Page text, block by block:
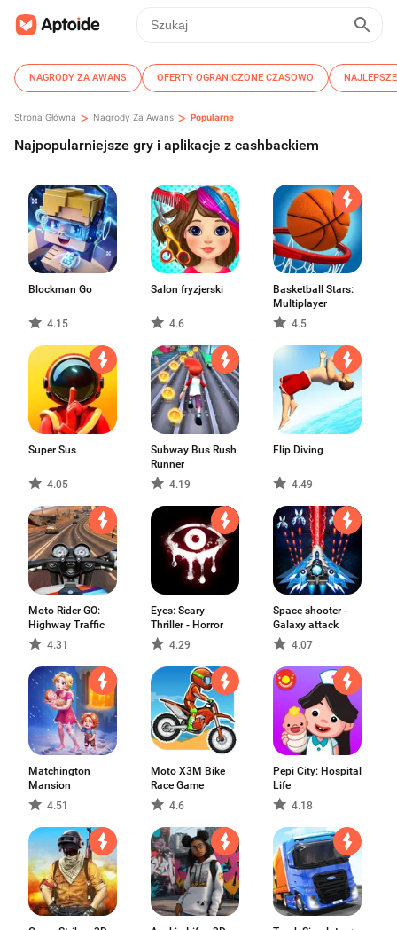
NAGRODY ZA AWANS OFERTY OGRANICZONE CZASOWO
Strona Główna > Nagrody Za Awans > Popularne
Najpopularniejsze gry i aplikacje z cashbackiem
Blockman Go
4.15
Salon fryzjerski
4.6
Basketball Stars:
Multiplayer
4.5
Super Sus
4.05
Subway Bus Rush
Runner
4.19
Flip Diving
4.49
Moto Rider GO:
Highway Traffic
4.31
Eyes: Scary
Thriller - Horror
4.29
Space shooter -
Galaxy attack
4.07
Matchington
Mansion
4.51
Moto X3M Bike
Race Game
4.6
Pepi City: Hospital
Life
4.18